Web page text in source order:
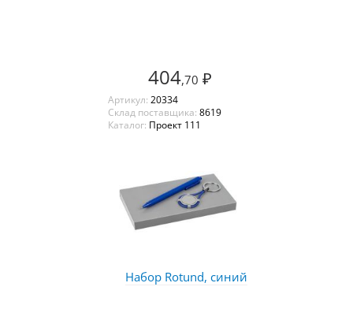
404,70 ₽
Артикул: 20334
Склад поставщика: 8619
Каталог: Проект 111
Набор Rotund, синий